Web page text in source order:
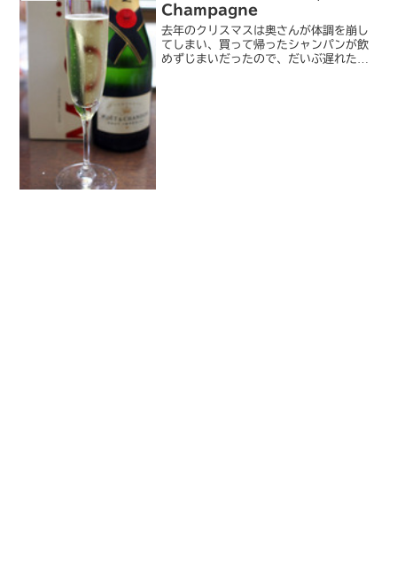
Champagne
去年のクリスマスは奥さんが体調を崩し
てしまい、買って帰ったシャンパンが飲
めずじまいだったので、だいぶ遅れたけ